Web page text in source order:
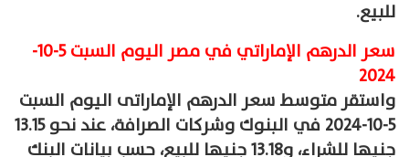
للبيع.
سعر الدرهم الإماراتي في مصر اليوم السبت 5-10-
2024
واستقر متوسط سعر الدرهم الإماراتى اليوم السبت
5-10-2024 في البنوك وشركات الصرافة، عند نحو 13.15
جنيها للشراء، و13.18 جنيها للبيع، حسب بيانات البنك